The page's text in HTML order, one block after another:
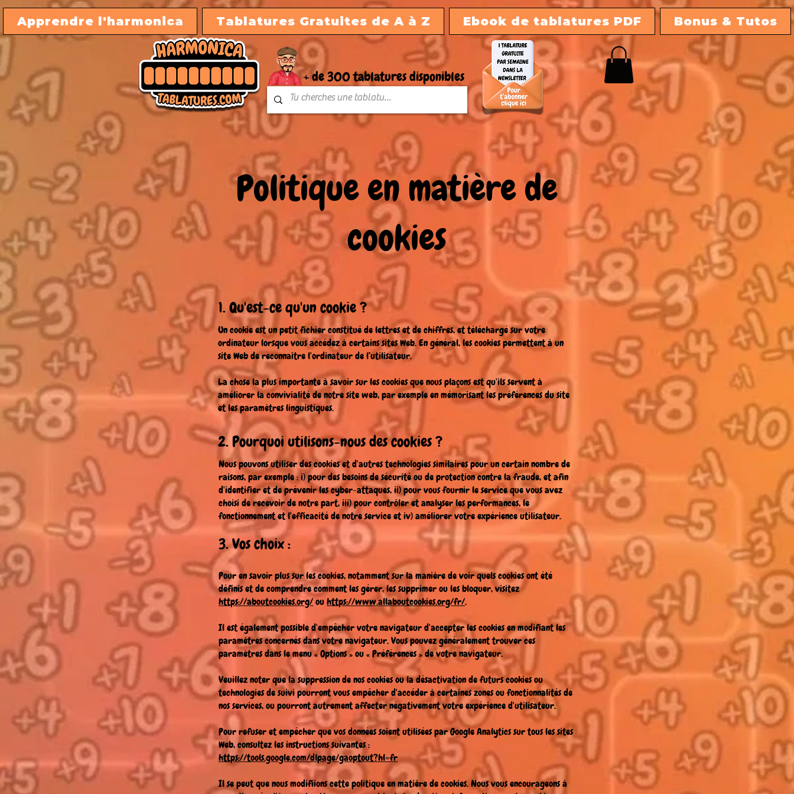
Apprendre l'harmonica Tablatures Gratuites de A à Z Ebook de tablatures PDF Bonus & Tutos
+ de 300 tablatures disponibles
Politique en matière de
cookies
1. Qu'est-ce qu'un cookie ?
Un cookie est un petit fichier constitué de lettres et de chiffres, et téléchargé sur votre
ordinateur lorsque vous accédez à certains sites Web. En général, les cookies permettent à un
site Web de reconnaître l'ordinateur de l’utilisateur.
La chose la plus importante à savoir sur les cookies que nous plaçons est qu'ils servent à
améliorer la convivialité de notre site web, par exemple en mémorisant les préférences du site
et les paramètres linguistiques.
2. Pourquoi utilisons-nous des cookies ?
Nous pouvons utiliser des cookies et d'autres technologies similaires pour un certain nombre de
raisons, par exemple : i) pour des besoins de sécurité ou de protection contre la fraude, et afin
d'identifier et de prévenir les cyber-attaques, ii) pour vous fournir le service que vous avez
choisi de recevoir de notre part, iii) pour contrôler et analyser les performances, le
fonctionnement et l'efficacité de notre service et iv) améliorer votre expérience utilisateur.
3. Vos choix :
Pour en savoir plus sur les cookies, notamment sur la manière de voir quels cookies ont été
définis et de comprendre comment les gérer, les supprimer ou les bloquer, visitez
https://aboutcookies.org/ouhttps://www.allaboutcookies.org/fr/.
Il est également possible d'empêcher votre navigateur d'accepter les cookies en modifiant les
paramètres concernés dans votre navigateur. Vous pouvez généralement trouver ces
paramètres dans le menu « Options » ou « Préférences » de votre navigateur.
Veuillez noter que la suppression de nos cookies ou la désactivation de futurs cookies ou
technologies de suivi pourront vous empêcher d'accéder à certaines zones ou fonctionnalités de
nos services, ou pourront autrement affecter négativement votre expérience d'utilisateur.
Pour refuser et empêcher que vos données soient utilisées par Google Analytics sur tous les sites
Web, consultez les instructions suivantes :
https://tools.google.com/dlpage/gaoptout?hl=fr
Il se peut que nous modifiions cette politique en matière de cookies. Nous vous encourageons à